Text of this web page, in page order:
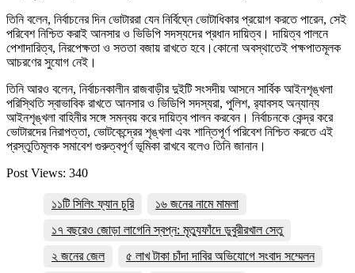
তিনি বলেন, নির্বাচনের দিন ভোটাররা যেন নির্বিঘ্নে ভোটাধিকার প্রয়োগ করতে পারেন, সেই
পরিবেশ নিশ্চিত করাই আনসার ও ভিডিপি সদস্যদের প্রধান দায়িত্ব। দায়িত্ব পালনে
পেশাদারিত্ব, নিরপেক্ষতা ও সততা বজায় রাখতে হবে।কোনো অবস্থাতেই পক্ষপাতমূলক
আচরণের সুযোগ নেই।
তিনি আরও বলেন, নির্বাচনকালীন রাজবাড়ীর দুইটি সংসদীয় আসনে সার্বিক আইনশৃঙ্খলা
পরিস্থিতি স্বাভাবিক রাখতে আনসার ও ভিডিপি সদস্যরা, পুলিশ, র‌্যাবসহ অন্যান্য
আইনশৃঙ্খলা বাহিনীর সঙ্গে সমন্বয় করে দায়িত্ব পালন করবেন। নির্বাচনকে কেন্দ্র করে
ভোটারদের নিরাপত্তা, ভোটকেন্দ্রের শৃঙ্খলা এবং শান্তিপূর্ণ পরিবেশ নিশ্চিত করতে এই
প্রস্তুতিমূলক সমাবেশ গুরুত্বপূর্ণ ভূমিকা রাখবে বলেও তিনি জানান।
Post Views: 340
১১টি সিলিং ফ্যান চুরি
১৬ জনের নামে মামলা
১৭ বছরেও জোড়া লাগেনি স্বপ্ন: মৃত্যুফাঁদে ডুবুরীরখাল সেতু
২ জনের জেল
৫ লাখ টাকা চাঁদা দাবির অভিযোগে সংবাদ সম্মেলন